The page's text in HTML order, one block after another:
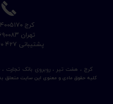
کلیه حقوق مادی و معنوی این سایت متعلق به
​تهران ۹۱۶۹۰۰۸۳ - ۰۲۱
کرج ، هفت تیر ، روبروی بانک تجارت ،
​کرج ۳۴۰۰۵۱۷۰ - ۰۲۶
​پشتیبانی ۴۲۷ ۴۰ ۴۴ ۰۹۳۵